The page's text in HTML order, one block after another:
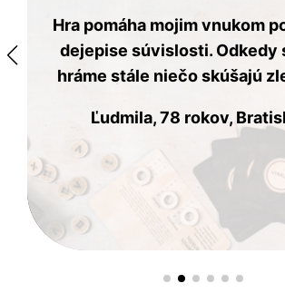
Hra pomáha mojim vnukom
dejepise súvislosti. Odkedy
hráme stále niečo skúšajú
Ľudmila, 78 rokov,